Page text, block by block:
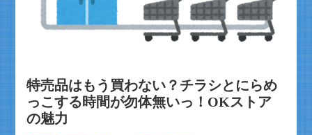
特売品はもう買わない？チラシとにらめ
っこする時間が勿体無いっ！OKストア
の魅力